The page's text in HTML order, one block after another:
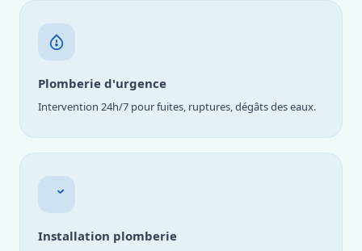
Plomberie d'urgence
Intervention 24h/7 pour fuites, ruptures, dégâts des eaux.
Installation plomberie